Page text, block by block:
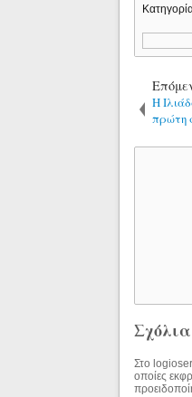
H
πρώτη
Σχόλια
Στο
οποίες